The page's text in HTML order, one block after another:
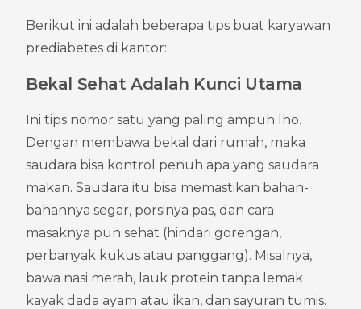
Berikut ini adalah beberapa tips buat karyawan
prediabetes di kantor:
Bekal Sehat Adalah Kunci Utama
Ini tips nomor satu yang paling ampuh lho.
Dengan membawa bekal dari rumah, maka
saudara bisa kontrol penuh apa yang saudara
makan. Saudara itu bisa memastikan bahan-
bahannya segar, porsinya pas, dan cara
masaknya pun sehat (hindari gorengan,
perbanyak kukus atau panggang). Misalnya,
bawa nasi merah, lauk protein tanpa lemak
kayak dada ayam atau ikan, dan sayuran tumis.